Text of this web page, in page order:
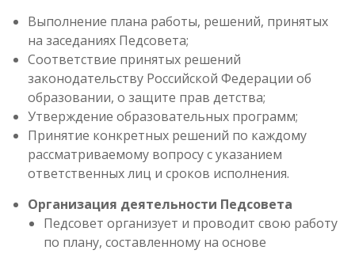
Выполнение плана работы, решений, принятых
на заседаниях Педсовета;
Соответствие принятых решений
законодательству Российской Федерации об
образовании, о защите прав детства;
Утверждение образовательных программ;
Принятие конкретных решений по каждому
рассматриваемому вопросу с указанием
ответственных лиц и сроков исполнения.
Организация деятельности Педсовета
Педсовет организует и проводит свою работу
по плану, составленному на основе